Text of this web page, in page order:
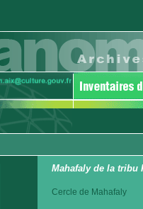
Mahafaly de la tribu
Cercle de Mahafaly